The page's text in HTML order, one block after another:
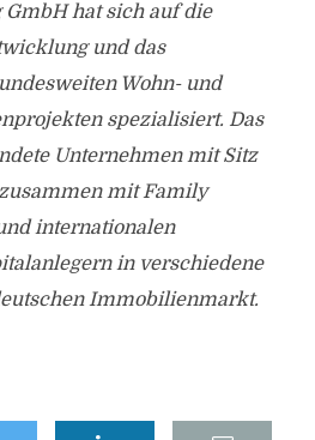
hat sich auf die
und das
Wohn- und
spezialisiert. Das
Unternehmen mit Sitz
mit Family
internationalen
in verschiedene
Immobilienmarkt.